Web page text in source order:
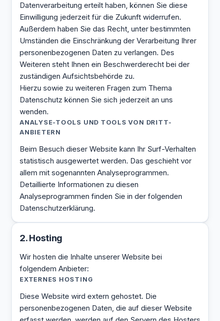
Datenverarbeitung erteilt haben, können Sie diese
Einwilligung jederzeit für die Zukunft widerrufen.
Außerdem haben Sie das Recht, unter bestimmten
Umständen die Einschränkung der Verarbeitung Ihrer
personenbezogenen Daten zu verlangen. Des
Weiteren steht Ihnen ein Beschwerderecht bei der
zuständigen Aufsichtsbehörde zu.
Hierzu sowie zu weiteren Fragen zum Thema
Datenschutz können Sie sich jederzeit an uns
wenden.
ANALYSE-TOOLS UND TOOLS VON DRITT­
ANBIETERN
Beim Besuch dieser Website kann Ihr Surf-Verhalten
statistisch ausgewertet werden. Das geschieht vor
allem mit sogenannten Analyseprogrammen.
Detaillierte Informationen zu diesen
Analyseprogrammen finden Sie in der folgenden
Datenschutzerklärung.
2. Hosting
Wir hosten die Inhalte unserer Website bei
folgendem Anbieter:
EXTERNES HOSTING
Diese Website wird extern gehostet. Die
personenbezogenen Daten, die auf dieser Website